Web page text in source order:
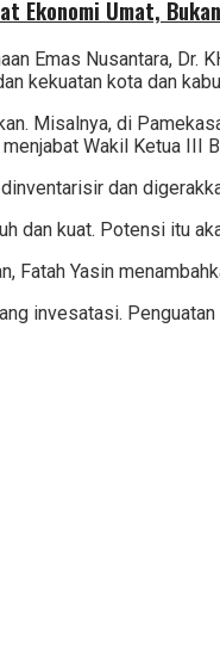
Ekonomi Umat,
Emas Nusantara,
kekuatan kota dan
Misalnya, di
Wakil Ketua
dan
dan kuat. Potensi itu
Fatah Yasin
invesatasi.